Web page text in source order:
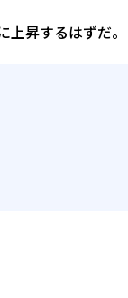
昇するはずだ。